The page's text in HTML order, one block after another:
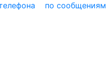
по сообщениям